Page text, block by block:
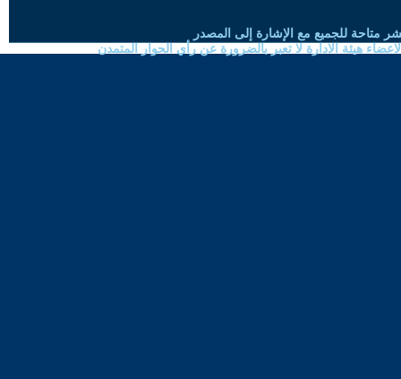
متاحة للجميع مع الإشارة إلى المصدر
هيئة الادارة لا تعبر بالضرورة عن رأي الحوار المتمدن